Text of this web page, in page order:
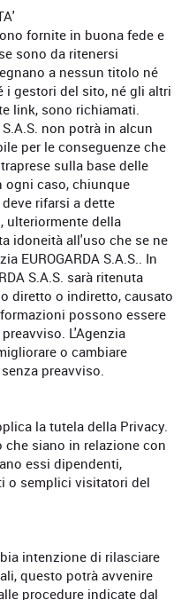
fornite in buona fede e
sono da ritenersi
a nessun titolo né
i gestori del sito, né gli altri
link, sono richiamati.
non potrà in alcun
per le conseguenze che
sulla base delle
ogni caso, chiunque
rifarsi a dette
ulteriormente della
idoneità all'uso che se ne
EUROGARDA S.A.S.. In
S.A.S. sarà ritenuta
diretto o indiretto, causato
possono essere
L'Agenzia
o cambiare
preavviso.
la tutela della Privacy.
siano in relazione con
essi dipendenti,
o semplici visitatori del
intenzione di rilasciare
questo potrà avvenire
procedure indicate dal